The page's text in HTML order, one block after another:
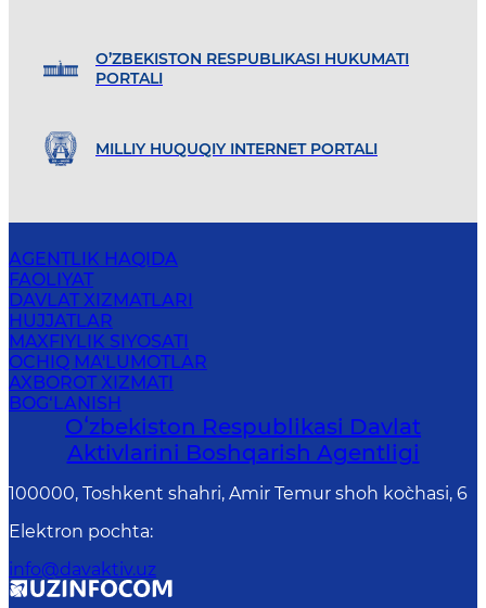
O’ZBEKISTON RESPUBLIKASI HUKUMATI
PORTALI
MILLIY HUQUQIY INTERNET PORTALI
AGENTLIK HAQIDA
FAOLIYAT
DAVLAT XIZMATLARI
HUJJATLAR
MAXFIYLIK SIYOSATI
OCHIQ MA'LUMOTLAR
AXBOROT XIZMATI
BOG‘LANISH
Oʻzbekiston Respublikasi Davlat
Aktivlarini Boshqarish Agentligi
100000, Toshkent shahri, Amir Temur shoh ko`chasi, 6
Elektron pochta:
info@davaktiv.uz